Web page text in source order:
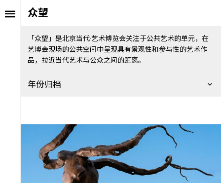
众望
「众望」是北京当代·艺术博览会关注于公共艺术的单元，在
艺博会现场的公共空间中呈现具有景观性和参与性的艺术作
品，拉近当代艺术与公众之间的距离。
年份归档